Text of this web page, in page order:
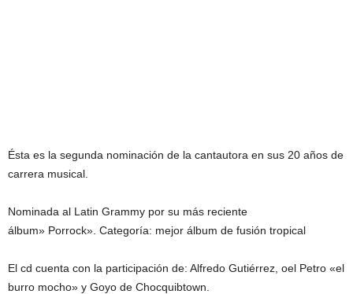
Ésta es la segunda nominación de la cantautora en sus 20 años de
carrera musical.
Nominada al Latin Grammy por su más reciente
álbum» Porrock». Categoría: mejor álbum de fusión tropical
El cd cuenta con la participación de: Alfredo Gutiérrez, oel Petro «el
burro mocho» y Goyo de Chocquibtown.